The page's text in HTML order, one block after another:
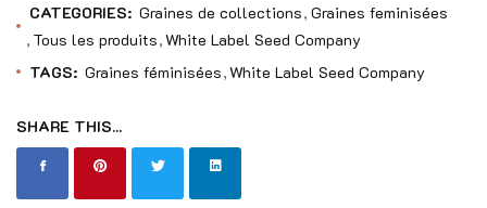
CATEGORIES: Graines de collections Graines feminisées
Tous les produits White Label Seed Company
TAGS: Graines féminisées White Label Seed Company
SHARE THIS...